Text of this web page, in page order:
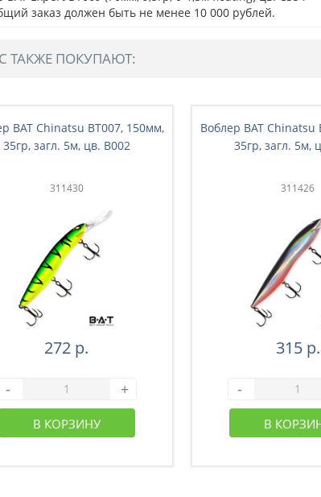
заказ должен быть не менее 10 000 рублей.
ТАКЖЕ ПОКУПАЮТ:
BAT Chinatsu BT007, 150мм,
35гр, загл. 5м, цв. B002
311430
272 р.
- +
В КОРЗИНУ
Воблер BAT Chinatsu
35гр, загл. 5м,
311426
315 р.
-
В